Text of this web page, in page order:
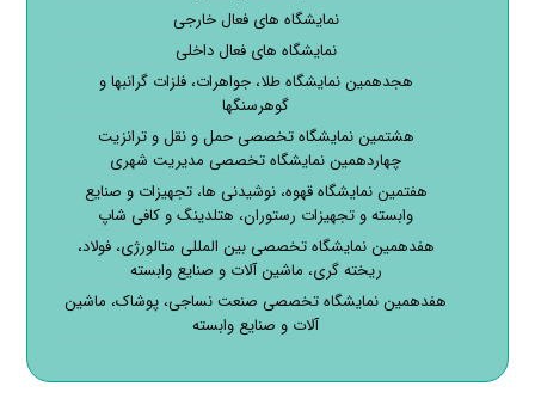
نمایشگاه های فعال خارجی
نمایشگاه های فعال داخلی
هجدهمین نمایشگاه طلا، جواهرات، فلزات گرانبها و
گوهرسنگها
هشتمین نمایشگاه تخصصی حمل و نقل و ترانزیت
چهاردهمین نمایشگاه تخصصی مدیریت شهری
هفتمین نمایشگاه قهوه، نوشیدنی ها، تجهیزات و صنایع
وابسته و تجهیزات رستوران، هتلدینگ و کافی شاپ
هفدهمین نمایشگاه تخصصی بین المللی متالورژی، فولاد،
ریخته گری، ماشین آلات و صنایع وابسته
هفدهمین نمایشگاه تخصصی صنعت نساجی، پوشاک، ماشین
آلات و صنایع وابسته